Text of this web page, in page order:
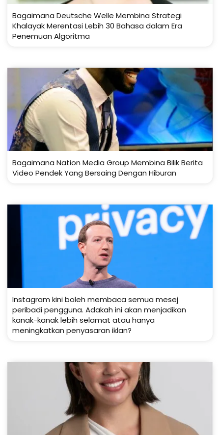
Bagaimana Deutsche Welle Membina Strategi
Khalayak Merentasi Lebih 30 Bahasa dalam Era
Penemuan Algoritma
Bagaimana Nation Media Group Membina Bilik Berita
Video Pendek Yang Bersaing Dengan Hiburan
Instagram kini boleh membaca semua mesej
peribadi pengguna. Adakah ini akan menjadikan
kanak-kanak lebih selamat atau hanya
meningkatkan penyasaran iklan?